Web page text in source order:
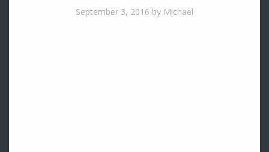
September 3, 2016 by Michael